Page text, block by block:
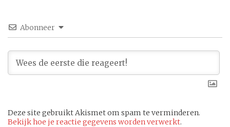
Abonneer
Deze site gebruikt Akismet om spam te verminderen.
Bekijk hoe je reactie gegevens worden verwerkt.